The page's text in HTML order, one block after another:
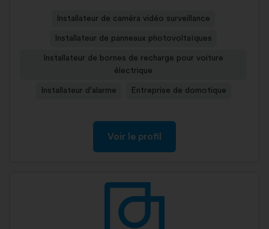
Installateur de caméra vidéo surveillance
Installateur de panneaux photovoltaïques
Installateur de bornes de recharge pour voiture
électrique
Installateur d'alarme Entreprise de domotique
Voir le profil